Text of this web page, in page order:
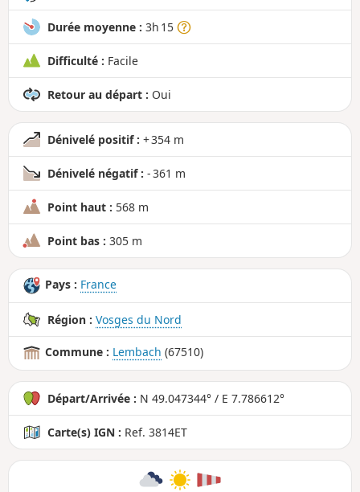
Durée moyenne : 3h 15
Difficulté : Facile
Retour au départ : Oui
Dénivelé positif : + 354 m
Dénivelé négatif : - 361 m
Point haut : 568 m
Point bas : 305 m
Pays : France
Région : Vosges du Nord
Commune : Lembach (67510)
Départ/Arrivée : N 49.047344° / E 7.786612°
Carte(s) IGN : Ref. 3814ET